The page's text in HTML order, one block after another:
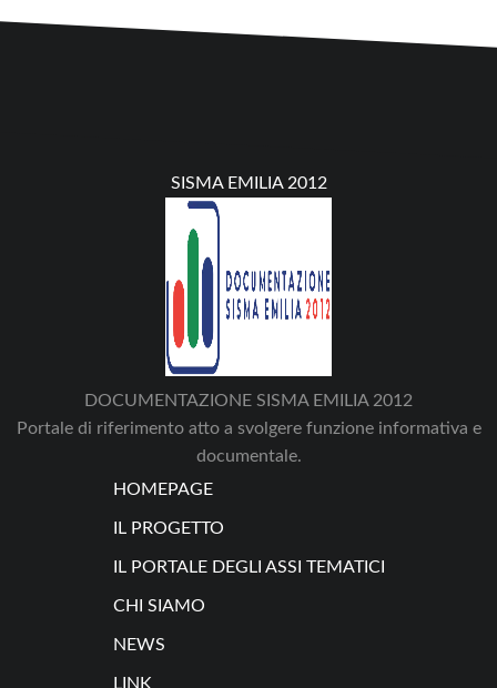
SISMA EMILIA 2012
DOCUMENTAZIONE SISMA EMILIA 2012
Portale di riferimento atto a svolgere funzione informativa e
documentale.
HOMEPAGE
IL PROGETTO
IL PORTALE DEGLI ASSI TEMATICI
CHI SIAMO
NEWS
LINK